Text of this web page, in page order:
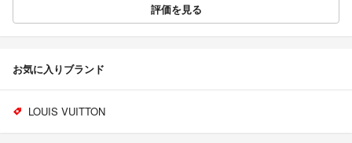
評価を見る
お気に入りブランド
LOUIS VUITTON